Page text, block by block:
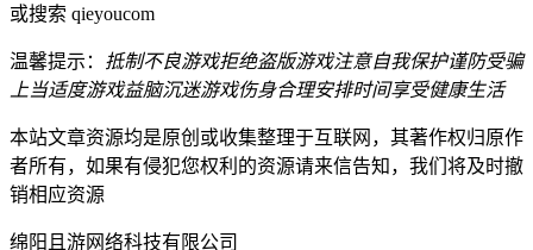
或搜索 qieyoucom
温馨提示： 抵制不良游戏拒绝盗版游戏注意自我保护谨防受骗
上当适度游戏益脑沉迷游戏伤身合理安排时间享受健康生活
本站文章资源均是原创或收集整理于互联网，其著作权归原作
者所有，如果有侵犯您权利的资源请来信告知，我们将及时撤
销相应资源
绵阳且游网络科技有限公司